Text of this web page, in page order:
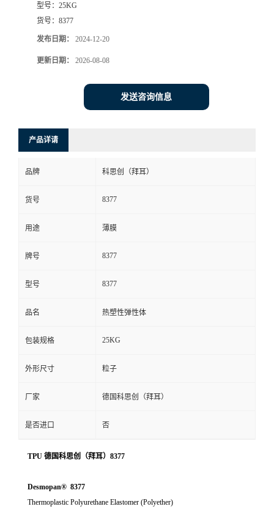
型号： 25KG
货号： 8377
发布日期： 2024-12-20
更新日期： 2026-08-08
发送咨询信息
产品详请
品牌 科思创（拜耳）
货号 8377
用途 薄膜
牌号 8377
型号 8377
品名 热塑性弹性体
包装规格 25KG
外形尺寸 粒子
厂家 德国科思创（拜耳）
是否进口 否
TPU 德国科思创（拜耳）8377
Desmopan® 8377
Thermoplastic Polyurethane Elastomer (Polyether)